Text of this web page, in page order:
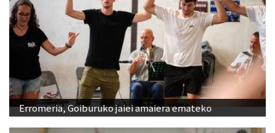
Erromeria, Goiburuko jaiei amaiera emateko